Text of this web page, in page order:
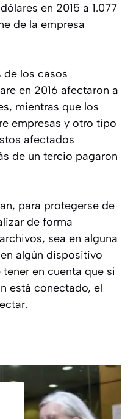
en 2015 a 1.077
de la empresa
de los casos
en 2016 afectaron a
mientras que los
empresas y otro tipo
afectados
de un tercio pagaron
para protegerse de
de forma
sea en alguna
algún dispositivo
en cuenta que si
está conectado, el